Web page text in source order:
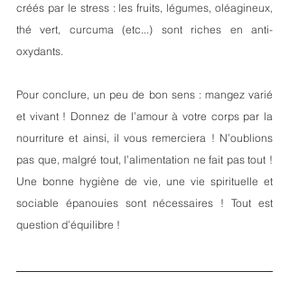
créés par le stress : les fruits, légumes, oléagineux,
thé vert, curcuma (etc...) sont riches en anti-
oxydants.
Pour conclure, un peu de bon sens : mangez varié
et vivant ! Donnez de l’amour à votre corps par la
nourriture et ainsi, il vous remerciera ! N’oublions
pas que, malgré tout, l’alimentation ne fait pas tout !
Une bonne hygiène de vie, une vie spirituelle et
sociable épanouies sont nécessaires ! Tout est
question d’équilibre !